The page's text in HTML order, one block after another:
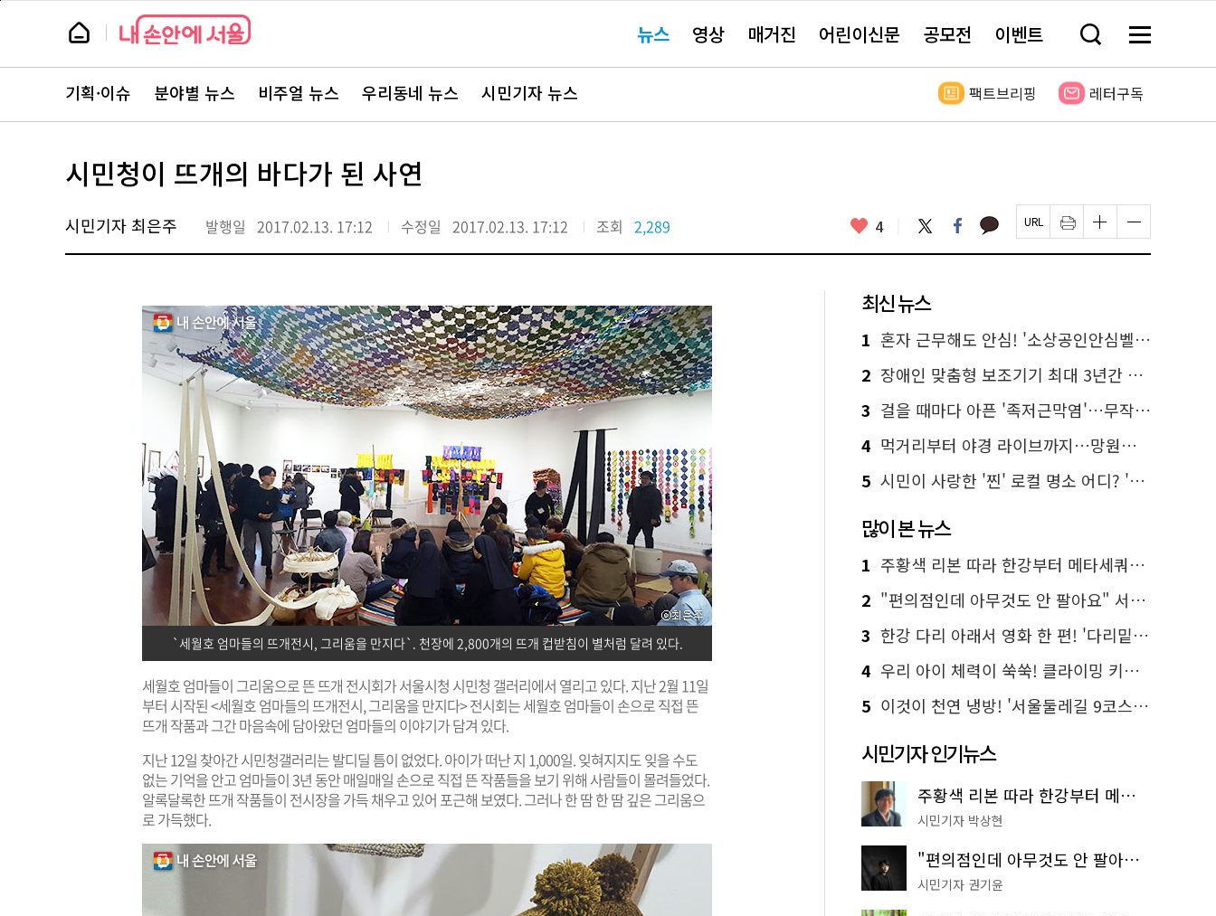
본
뉴
스 요뉴스 영상 매거진 어린이신문 공모전 이벤트 검
창
기
메
전
보
뉴
스
주
서
바
로
기획·이슈 분야별 뉴스 비주얼 뉴스 우리동네 뉴스 시민기자 뉴스 팩트브리핑 레터구독
시민청이 뜨개의 바다가 된 사연
시민기자 최은주 발행일 2017.02.13. 17:12 수정일 2017.02.13. 17:12 조회 2,289 좋
요
4 트
위
터
페
이
스
카
카 페
이
지
인
쇄
하
글
자
크
하
기
글
자
크
하
기
`세월호 엄마들의 뜨개전시, 그리움을 만지다`. 천장에 2,800개의 뜨개 컵받침이 별처럼 달려 있다.
세월호 엄마들이 그리움으로 뜬 뜨개 전시회가 서울시청 시민청 갤러리에서 열리고 있다. 지난 2월 11일
부터 시작된 <세월호 엄마들의 뜨개전시, 그리움을 만지다> 전시회는 세월호 엄마들이 손으로 직접 뜬
뜨개 작품과 그간 마음속에 담아왔던 엄마들의 이야기가 담겨 있다.
지난 12일 찾아간 시민청갤러리는 발디딜 틈이 없었다. 아이가 떠난 지 1,000일. 잊혀지지도 잊을 수도
없는 기억을 안고 엄마들이 3년 동안 매일매일 손으로 직접 뜬 작품들을 보기 위해 사람들이 몰려들었다.
알록달록한 뜨개 작품들이 전시장을 가득 채우고 있어 포근해 보였다. 그러나 한 땀 한 땀 깊은 그리움으
로 가득했다.
최신 뉴스
1 혼자 근무해도 안심! '소상공인안심벨' 신청하세요
2 장애인 맞춤형 보조기기 최대 3년간 무상 대여…삶의 질 높인다
3 걸을 때마다 아픈 '족저근막염'…무작정 참지 말고 '이것' 해보세요!
4 먹거리부터 야경 라이브까지…망원한강공원 알짜 코스
5 시민이 사랑한 '찐' 로컬 명소 어디? '서울에디션25' 추천 코스
많이 본 뉴스
1 주황색 리본 따라 한강부터 메타세쿼이아 숲길까지…서울둘레길 15코스
2 "편의점인데 아무것도 안 팔아요" 서울에서 가장 특별한 편의점의 정체
3 한강 다리 아래서 영화 한 편! '다리밑 영화관' 무료 상영
4 우리 아이 체력이 쑥쑥! 클라이밍 키즈카페·어린이 체력장
5 이것이 천연 냉방! '서울둘레길 9코스'로 숲속 피서 떠나볼까
시민기자 인기뉴스
주황색 리본 따라 한강부터 메타세쿼이아 숲길까지…서울둘레길 15코스
시민기자 박상현
"편의점인데 아무것도 안 팔아요" 서울에서 가장 특별한 편의점의 정체
시민기자 권기윤
페